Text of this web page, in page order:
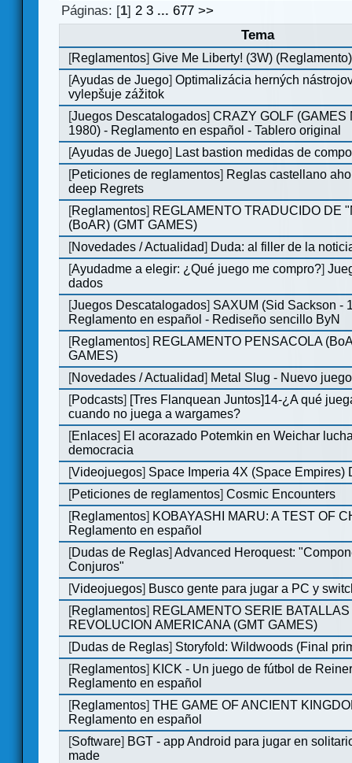
Páginas: [1]2 3 ...677 >>
Tema
[Reglamentos]Give Me Liberty! (3W) (Reglamento)
[Ayudas de Juego]Optimalizácia herných
vylepšuje zážitok
[Juegos Descatalogados]CRAZY GOLF (GAMES
1980) - Reglamento en español - Tablero original
[Ayudas de Juego] Last bastion medidas de
[Peticiones de reglamentos] Reglas castellano
deep Regrets
[Reglamentos] REGLAMENTO TRADUCIDO DE
(BoAR) (GMT GAMES)
[Novedades / Actualidad] Duda: al filler de la
[Ayudadme a elegir: ¿Qué juego me compro?]
dados
[Juegos Descatalogados] SAXUM (Sid Sackson -
Reglamento en español - Rediseño sencillo ByN
[Reglamentos] REGLAMENTO PENSACOLA
GAMES)
[Novedades / Actualidad] Metal Slug - Nuevo
[Podcasts] [Tres Flanquean Juntos]14-¿A qué
cuando no juega a wargames?
[Enlaces] El acorazado Potemkin en Weichar
democracia
[Videojuegos] Space Imperia 4X (Space Empires)
[Peticiones de reglamentos]Cosmic Encounters
[Reglamentos] KOBAYASHI MARU: A TEST OF
Reglamento en español
[Dudas de Reglas]Advanced Heroquest:
Conjuros"
[Videojuegos] Busco gente para jugar a PC y
[Reglamentos] REGLAMENTO SERIE
REVOLUCION AMERICANA (GMT GAMES)
[Dudas de Reglas] Storyfold: Wildwoods (Final
[Reglamentos] KICK - Un juego de fútbol de
Reglamento en español
[Reglamentos]THE GAME OF ANCIENT
Reglamento en español
[Software] BGT - app Android para jugar en
made